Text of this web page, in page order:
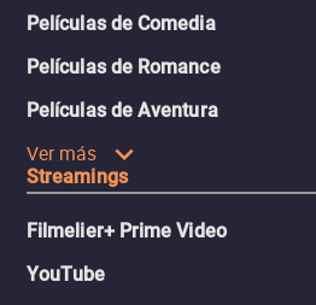
Películas de Comedia
Películas de Romance
Películas de Aventura
Ver más
Streamings
Filmelier+ Prime Video
YouTube